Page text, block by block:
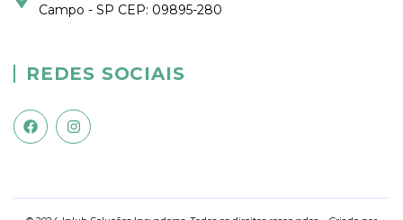
Campo - SP CEP: 09895-280
REDES SOCIAIS